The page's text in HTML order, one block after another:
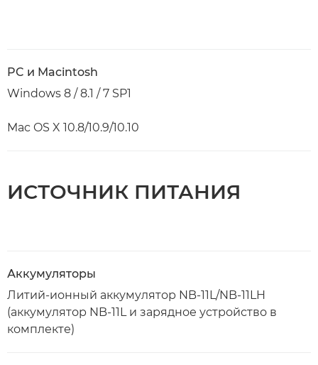
PC и Macintosh
Windows 8 / 8.1 / 7 SP1
Mac OS X 10.8/10.9/10.10
ИСТОЧНИК ПИТАНИЯ
Аккумуляторы
Литий-ионный аккумулятор NB-11L/NB-11LH
(аккумулятор NB-11L и зарядное устройство в
комплекте)